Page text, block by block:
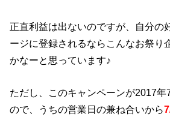
正直利益は出ないのですが、自分の
ージに登録されるならこんなお祭り
かなーと思っています♪
ただし、このキャンペーンが2017
ので、うちの営業日の兼ね合いから